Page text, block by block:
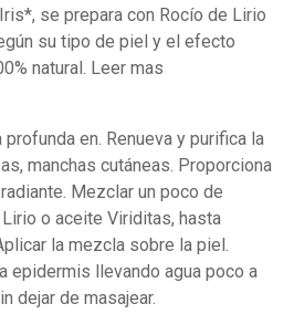
se prepara con Rocío de Lirio
su tipo de piel y el efecto
natural. Leer mas
en. Renueva y purifica la
manchas cutáneas. Proporciona
Mezclar un poco de
o aceite Viriditas, hasta
la mezcla sobre la piel.
epidermis llevando agua poco a
dejar de masajear.